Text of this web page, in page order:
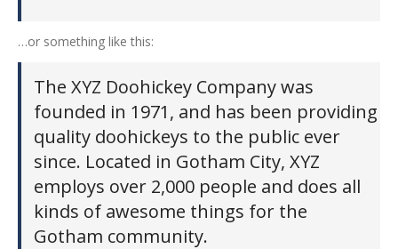
…or something like this:
The XYZ Doohickey Company was
founded in 1971, and has been providing
quality doohickeys to the public ever
since. Located in Gotham City, XYZ
employs over 2,000 people and does all
kinds of awesome things for the
Gotham community.